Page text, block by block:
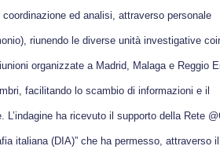
ed analisi, attraverso personale
riunendo le diverse unità investigative
organizzate a Madrid, Malaga e Reggio
facilitando lo scambio di informazioni e il
ha ricevuto il supporto della Rete
italiana (DIA)” che ha permesso, attraverso il